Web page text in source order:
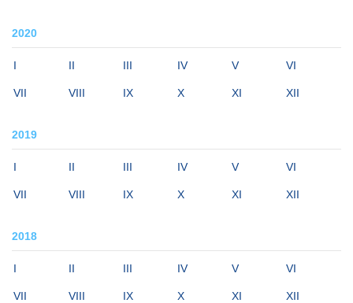
2020
I II III IV V VI
VII VIII IX X XI XII
2019
I II III IV V VI
VII VIII IX X XI XII
2018
I II III IV V VI
VII VIII IX X XI XII